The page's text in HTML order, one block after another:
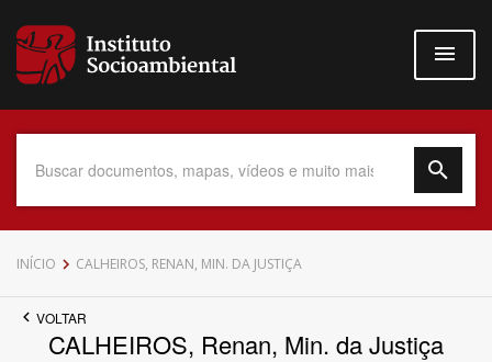
para
conteúdo
Data do Documento
INÍCIO CALHEIROS, RENAN, MIN. DA JUSTIÇA
VOLTAR
CALHEIROS, Renan, Min. da Justiça